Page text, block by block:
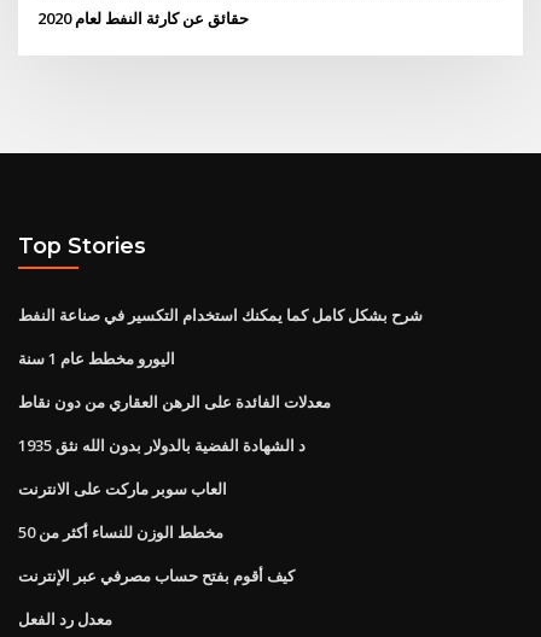
حقائق عن كارثة النفط لعام 2020
Top Stories
شرح بشكل كامل كما يمكنك استخدام التكسير في صناعة النفط
اليورو مخطط عام 1 سنة
معدلات الفائدة على الرهن العقاري من دون نقاط
1935 د الشهادة الفضية بالدولار بدون الله نثق
العاب سوبر ماركت على الانترنت
مخطط الوزن للنساء أكثر من 50
كيف أقوم بفتح حساب مصرفي عبر الإنترنت
معدل رد الفعل